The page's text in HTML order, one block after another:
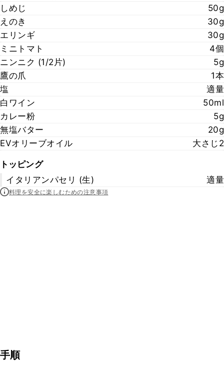
・クラシルX
https://twitter.com/kurashiru0119
しめじ
50g
えのき
30g
エリンギ
30g
ミニトマト
4個
ニンニク (1/2片)
5g
鷹の爪
1本
塩
適量
白ワイン
50ml
カレー粉
5g
無塩バター
20g
EVオリーブオイル
大さじ2
トッピング
イタリアンパセリ (生)
適量
料理を安全に楽しむための注意事項
手順